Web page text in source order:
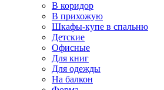
В коридор
В прихожую
Шкафы-купе в спальню
Детские
Офисные
Для книг
Для одежды
На балкон